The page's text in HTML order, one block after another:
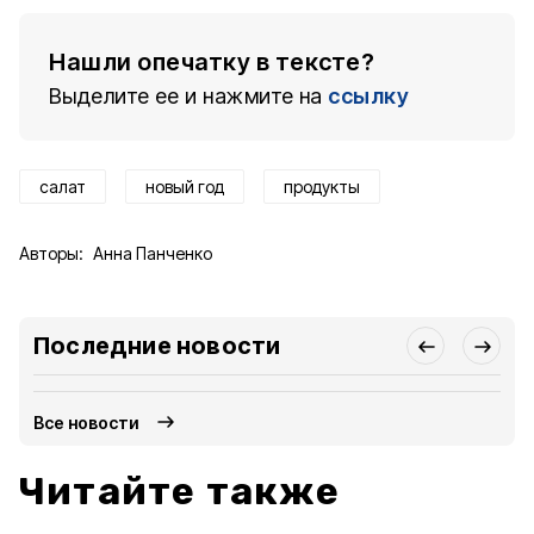
Нашли опечатку в тексте?
Выделите ее и нажмите на ссылку
салат новый год продукты
Авторы: Анна Панченко
Последние новости
Все новости
Читайте также